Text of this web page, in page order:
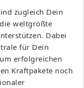
zugleich Dein
weltgrößte
Dabei
für Dein
erfolgreichen
Kraftpakete noch